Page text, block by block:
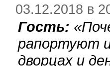
03.12.2018 в
Гость: «
рапортуют
дворцах и